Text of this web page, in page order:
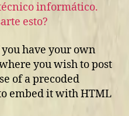
informático.
esto?
have your own
you wish to post
of a precoded
embed it with HTML